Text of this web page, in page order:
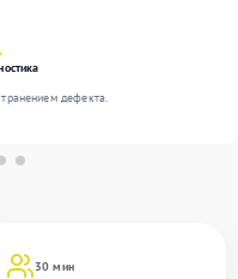
30 мин
дефекта.